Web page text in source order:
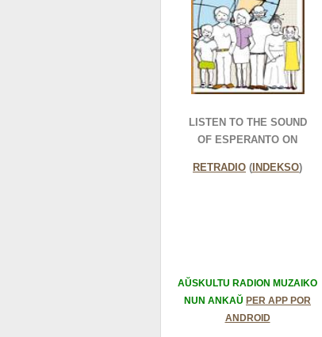
LISTEN TO THE SOUND
OF ESPERANTO ON
RETRADIO ( INDEKSO)
AŬSKULTU RADION MUZAIKO
NUN ANKAŬ PER APP POR
ANDROID